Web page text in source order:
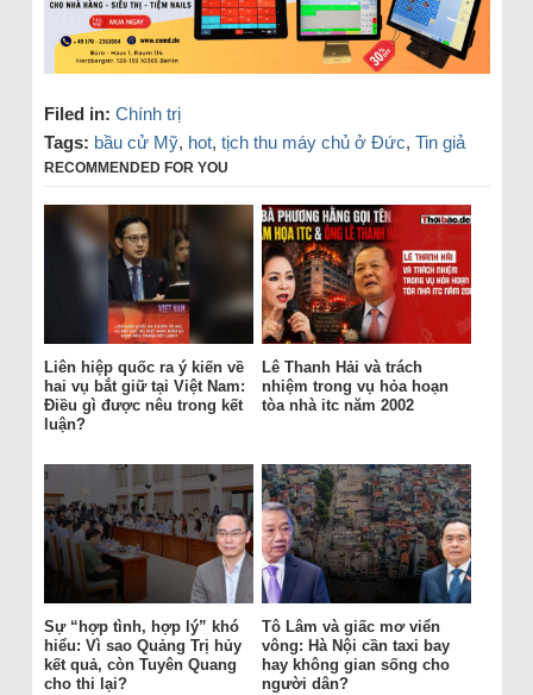
Filed in: Chính trị
Tags: bầu cử Mỹ, hot, tịch thu máy chủ ở Đức, Tin giả
RECOMMENDED FOR YOU
Liên hiệp quốc ra ý kiến về
hai vụ bắt giữ tại Việt Nam:
Điều gì được nêu trong kết
luận?
Lê Thanh Hải và trách
nhiệm trong vụ hỏa hoạn
tòa nhà itc năm 2002
Sự “hợp tình, hợp lý” khó
hiểu: Vì sao Quảng Trị hủy
kết quả, còn Tuyên Quang
cho thi lại?
Tô Lâm và giấc mơ viển
vông: Hà Nội cần taxi bay
hay không gian sống cho
người dân?